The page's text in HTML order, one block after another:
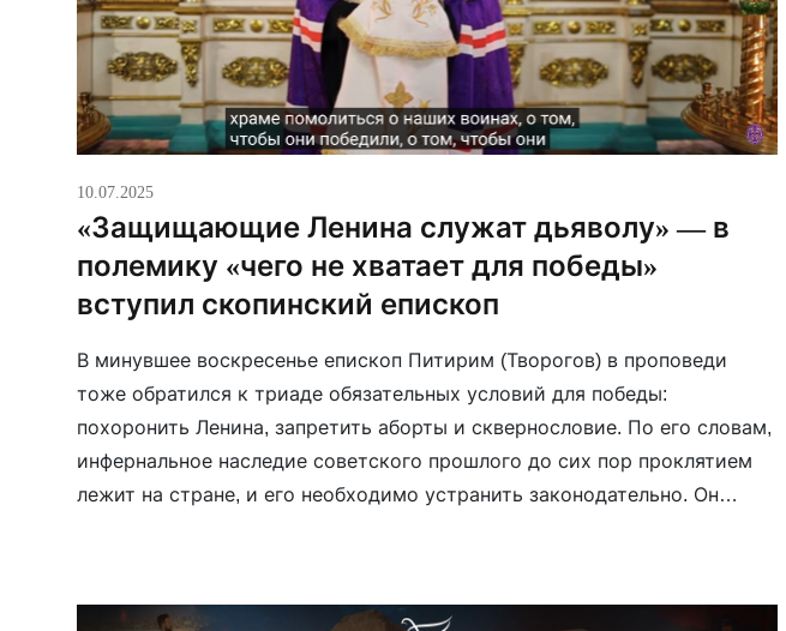
10.07.2025
«Защищающие Ленина служат дьяволу» — в
полемику «чего не хватает для победы»
вступил скопинский епископ
В минувшее воскресенье епископ Питирим (Творогов) в проповеди
тоже обратился к триаде обязательных условий для победы:
похоронить Ленина, запретить аборты и сквернословие. По его словам,
инфернальное наследие советского прошлого до сих пор проклятием
лежит на стране, и его необходимо устранить законодательно. Он